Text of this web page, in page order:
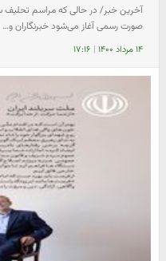
آخرین خبر/ در حالی که مراسم تحلیف
صورت رسمی آغاز می‌شود خبرنگاران و…
۱۴ مرداد ۱۴۰۰ | ۱۷:۱۶